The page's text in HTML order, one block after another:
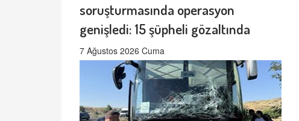
soruşturmasında operasyon
genişledi: 15 şüpheli gözaltında
7 Ağustos 2026 Cuma